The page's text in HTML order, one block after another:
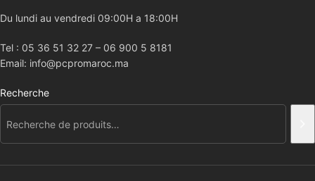
Du lundi au vendredi 09:00H a 18:00H
Tel : 05 36 51 32 27 – 06 900 5 8181
Email: info@pcpromaroc.ma
Recherche